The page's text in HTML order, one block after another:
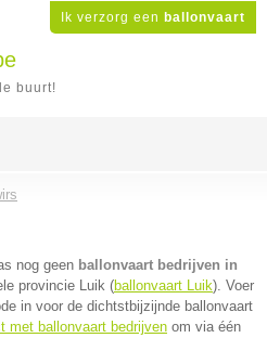
Ik verzorg een ballonvaart
buurt!
nog geen ballonvaart bedrijven in
provincie Luik (ballonvaart Luik). Voer
in voor de dichtstbijzijnde ballonvaart
met ballonvaart bedrijven om via één